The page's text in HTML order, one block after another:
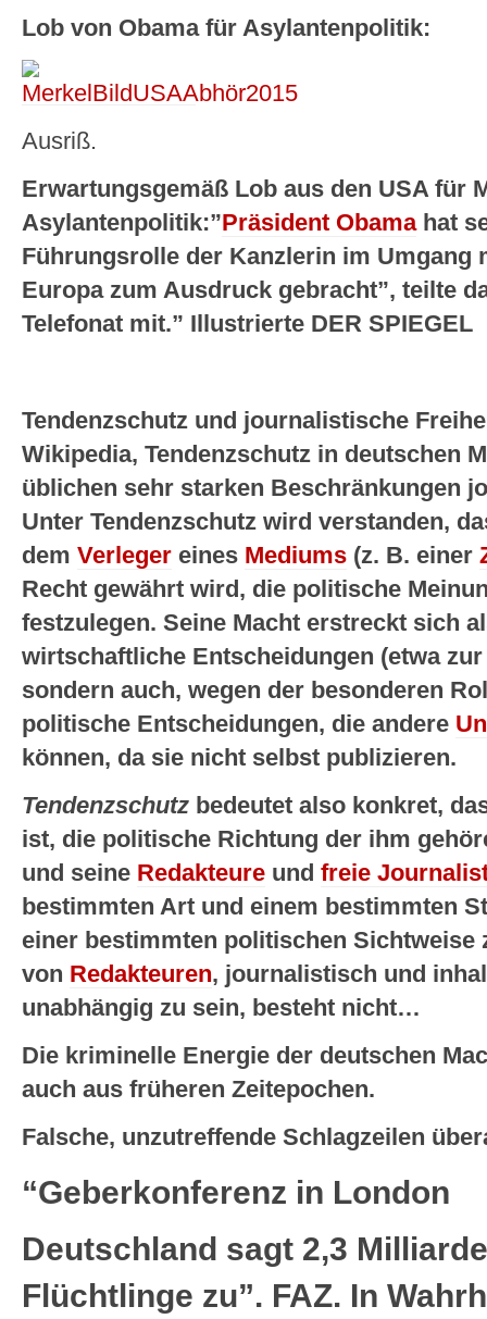
Lob von Obama für Asylantenpolitik:
Ausriß.
Erwartungsgemäß Lob aus den USA für
Asylantenpolitik:”Präsident Obamahat
Führungsrolle der Kanzlerin im Umgang
Europa zum Ausdruck gebracht”, teilte
Telefonat mit.” Illustrierte DER SPIEGEL
Tendenzschutz und journalistische
Wikipedia, Tendenzschutz in deutschen
üblichen sehr starken Beschränkungen
Unter Tendenzschutz wird verstanden,
dem Verleger eines Mediums (z. B. einer
Recht gewährt wird, die politische
festzulegen. Seine Macht erstreckt sich
wirtschaftliche Entscheidungen (etwa
sondern auch, wegen der besonderen
politische Entscheidungen, die andere
können, da sie nicht selbst publizieren.
Tendenzschutz bedeutet also konkret,
ist, die politische Richtung der ihm
und seine Redakteure und freie
bestimmten Art und einem bestimmten
einer bestimmten politischen Sichtweise
von Redakteuren, journalistisch und
unabhängig zu sein, besteht nicht…
Die kriminelle Energie der deutschen
auch aus früheren Zeitepochen.
Falsche, unzutreffende Schlagzeilen
“Geberkonferenz in London
Deutschland sagt 2,3
Flüchtlinge zu”. FAZ. In